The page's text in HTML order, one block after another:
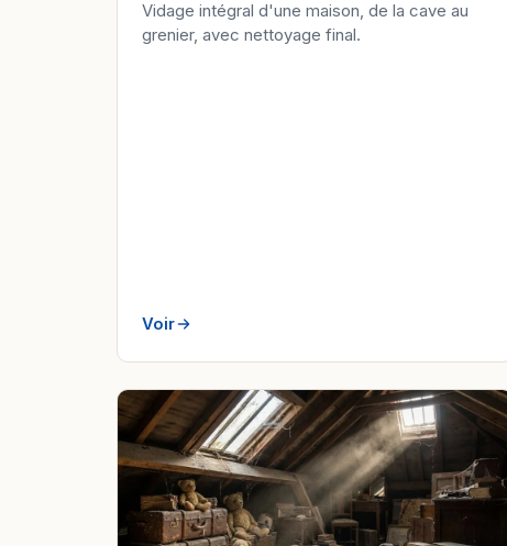
Vidage intégral d'une maison, de la cave au
grenier, avec nettoyage final.
Voir